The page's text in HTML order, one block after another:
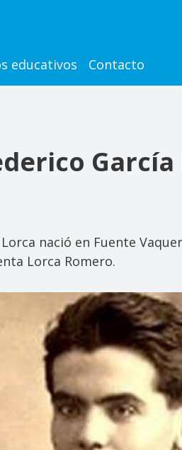
educativos Contacto
nació en Fuente
Lorca Romero.